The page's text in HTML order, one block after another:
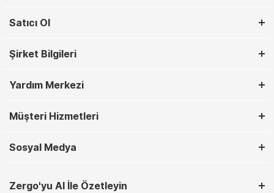
Satıcı Ol
Şirket Bilgileri
Yardım Merkezi
Müşteri Hizmetleri
Sosyal Medya
Zergo'yu AI İle Özetleyin